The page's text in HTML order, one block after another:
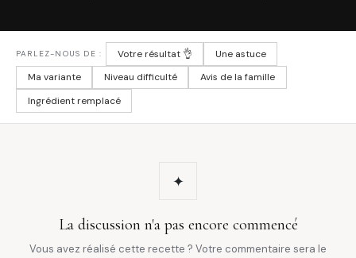
PARLEZ-NOUS DE : Votre résultat 👌
Une astuce
Ma variante
Niveau difficulté
Avis de la famille
Ingrédient remplacé
✦
La discussion n'a pas encore commencé
Vous avez réalisé cette recette ? Votre commentaire sera le